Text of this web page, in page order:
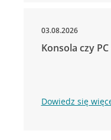
03.08.2026
Konsola czy
Dowiedz się